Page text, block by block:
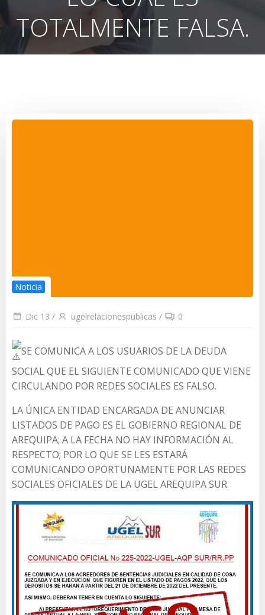
TOTALMENTE FALSA.
Noticia
Dic 13 / ugelrelacionespublicas / 0
SE COMUNICA A LOS USUARIOS DE LA DEUDA
SOCIAL QUE EL SIGUIENTE COMUNICADO QUE VIENE
CIRCULANDO POR REDES SOCIALES ES FALSO.
LA ÚNICA ENTIDAD ENCARGADA DE ANUNCIAR
LISTADOS DE PAGO ES EL GOBIERNO REGIONAL DE
AREQUIPA; A LA FECHA NO HAY INFORMACIÓN AL
RESPECTO; POR LO QUE SE LES ESTARÁ
COMUNICANDO OPORTUNAMENTE POR LAS REDES
SOCIALES OFICIALES DE LA UGEL AREQUIPA SUR.